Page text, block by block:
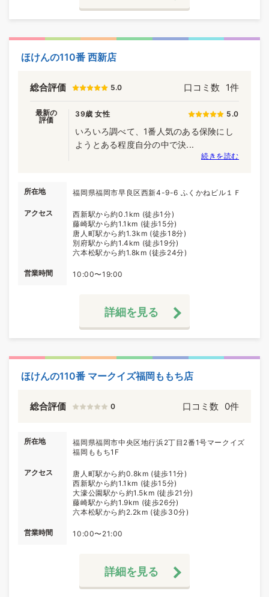
ほけんの110番 西新店
総合評価 5.0 口コミ数 1件
最新の
評価
39歳 女性 5.0
いろいろ調べて、1番人気のある保険にし
ようとある程度自分の中で決...
続きを読む
所在地 福岡県福岡市早良区西新4-9-6 ふくかねビル１Ｆ
アクセス
西新駅から約0.1km (徒歩1分)
藤崎駅から約1.1km (徒歩15分)
唐人町駅から約1.3km (徒歩18分)
別府駅から約1.4km (徒歩19分)
六本松駅から約1.8km (徒歩24分)
営業時間 10:00〜19:00
詳細を見る
ほけんの110番 マークイズ福岡ももち店
総合評価 0 口コミ数 0件
所在地
福岡県福岡市中央区地行浜2丁目2番1号マークイズ
福岡ももち1F
アクセス
唐人町駅から約0.8km (徒歩11分)
西新駅から約1.1km (徒歩15分)
大濠公園駅から約1.5km (徒歩21分)
藤崎駅から約1.9km (徒歩26分)
六本松駅から約2.2km (徒歩30分)
営業時間 10:00〜21:00
詳細を見る